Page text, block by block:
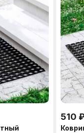
510